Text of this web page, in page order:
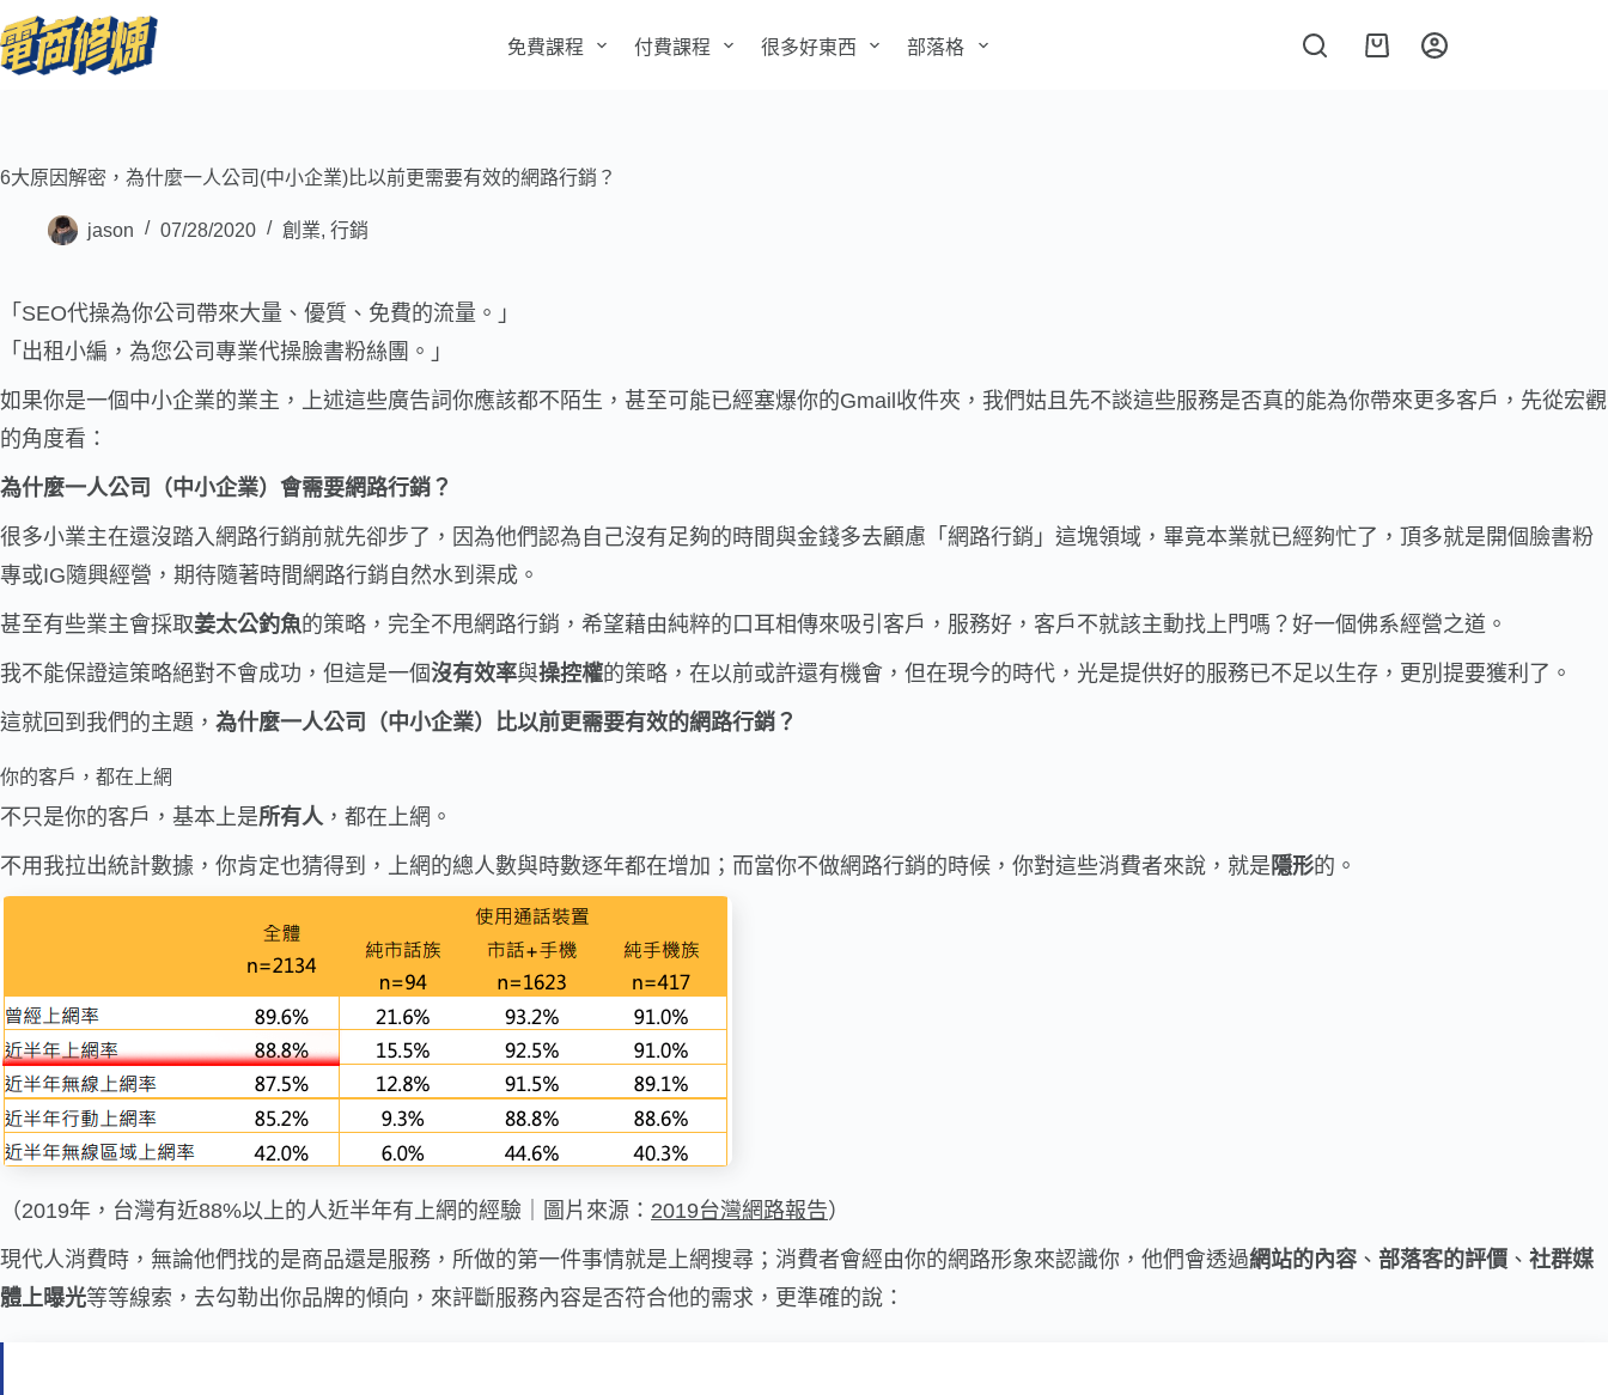
免費課程 付費課程 很多好東西 部落格
6大原因解密，為什麼一人公司(中小企業)比以前更需要有效的網路行銷？
jason 07/28/2020 創業, 行銷
「SEO代操為你公司帶來大量、優質、免費的流量。」
「出租小編，為您公司專業代操臉書粉絲團。」
如果你是一個中小企業的業主，上述這些廣告詞你應該都不陌生，甚至可能已經塞爆你的Gmail收件夾，我們姑且先不談這些服務是否真的能為你帶來更多客戶，先從宏觀
的角度看：
為什麼一人公司（中小企業）會需要網路行銷？
很多小業主在還沒踏入網路行銷前就先卻步了，因為他們認為自己沒有足夠的時間與金錢多去顧慮「網路行銷」這塊領域，畢竟本業就已經夠忙了，頂多就是開個臉書粉
專或IG隨興經營，期待隨著時間網路行銷自然水到渠成。
甚至有些業主會採取姜太公釣魚的策略，完全不甩網路行銷，希望藉由純粹的口耳相傳來吸引客戶，服務好，客戶不就該主動找上門嗎？好一個佛系經營之道。
我不能保證這策略絕對不會成功，但這是一個沒有效率與操控權的策略，在以前或許還有機會，但在現今的時代，光是提供好的服務已不足以生存，更別提要獲利了。
這就回到我們的主題， 為什麼一人公司（中小企業）比以前更需要有效的網路行銷？
你的客戶，都在上網
不只是你的客戶，基本上是所有人 ，都在上網。
不用我拉出統計數據，你肯定也猜得到，上網的總人數與時數逐年都在增加；而當你不做網路行銷的時候，你對這些消費者來說，就是 隱形的。
（2019年，台灣有近88%以上的人近半年有上網的經驗｜圖片來源： 2019台灣網路報告）
現代人消費時，無論他們找的是商品還是服務，所做的第一件事情就是上網搜尋；消費者會經由你的網路形象來認識你，他們會透過網站的內容 、 部落客的評價 、 社群媒
體上曝光等等線索，去勾勒出你品牌的傾向，來評斷服務內容是否符合他的需求，更準確的說：